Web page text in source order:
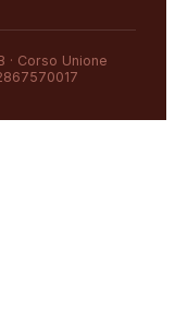
Corso Unione